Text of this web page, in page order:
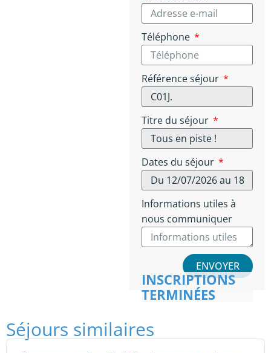
Téléphone
Référence séjour
Titre du séjour
Dates du séjour
Informations utiles à
nous communiquer
ENVOYER
INSCRIPTIONS
TERMINÉES
Séjours similaires